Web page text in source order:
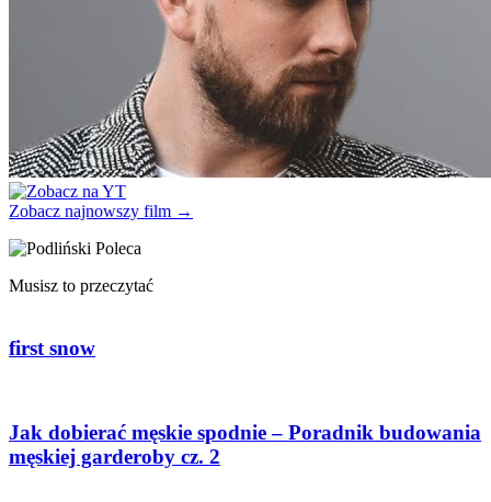
Zobacz najnowszy film →
Musisz to przeczytać
first snow
Jak dobierać męskie spodnie – Poradnik budowania
męskiej garderoby cz. 2